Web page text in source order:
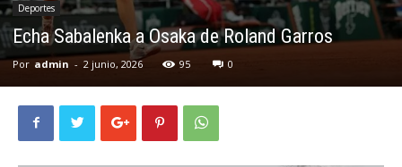
Deportes
Echa Sabalenka a Osaka de Roland Garros
Por admin - 2 junio, 2026 95 0